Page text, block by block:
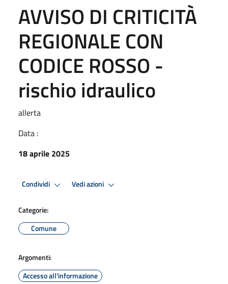
AVVISO DI CRITICITÀ
REGIONALE CON
CODICE ROSSO -
rischio idraulico
allerta
Data :
18 aprile 2025
Condividi Vedi azioni
Categorie:
Comune
Argomenti:
Accesso all'informazione